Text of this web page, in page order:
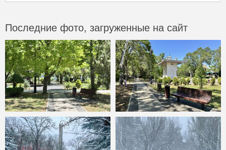
Последние фото, загруженные на сайт